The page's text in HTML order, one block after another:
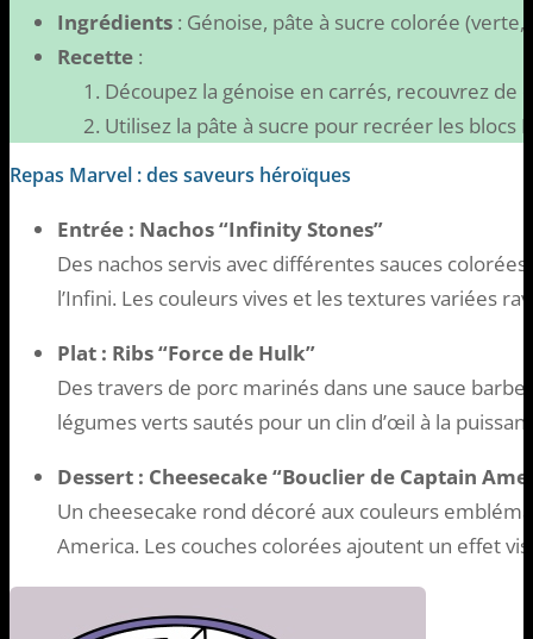
Ingrédients : Génoise, pâte à sucre colorée
Recette :
Découpez la génoise en carrés, recouvrez de
Utilisez la pâte à sucre pour recréer les blocs
Repas Marvel : des saveurs héroïques
Entrée : Nachos “Infinity Stones”
Des nachos servis avec différentes sauces
l’Infini. Les couleurs vives et les textures variées
Plat : Ribs “Force de Hulk”
Des travers de porc marinés dans une sauce
légumes verts sautés pour un clin d’œil à la
Dessert : Cheesecake “Bouclier de Captain
Un cheesecake rond décoré aux couleurs
America. Les couches colorées ajoutent un effet